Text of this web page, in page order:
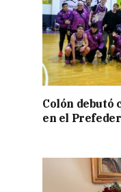
Colón debutó
en el